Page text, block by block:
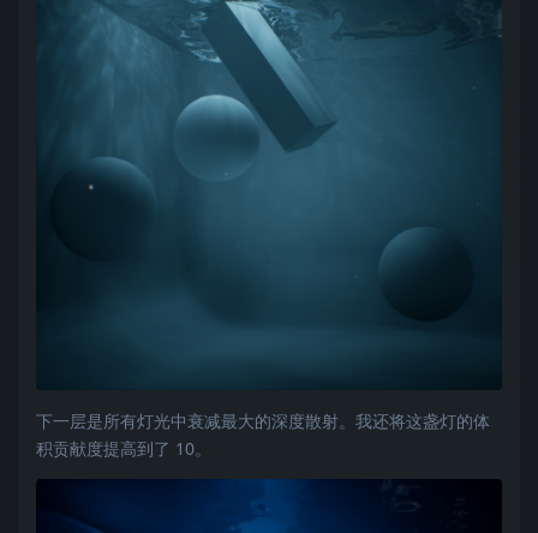
下一层是所有灯光中衰减最大的深度散射。我还将这盏灯的体
积贡献度提高到了 10。